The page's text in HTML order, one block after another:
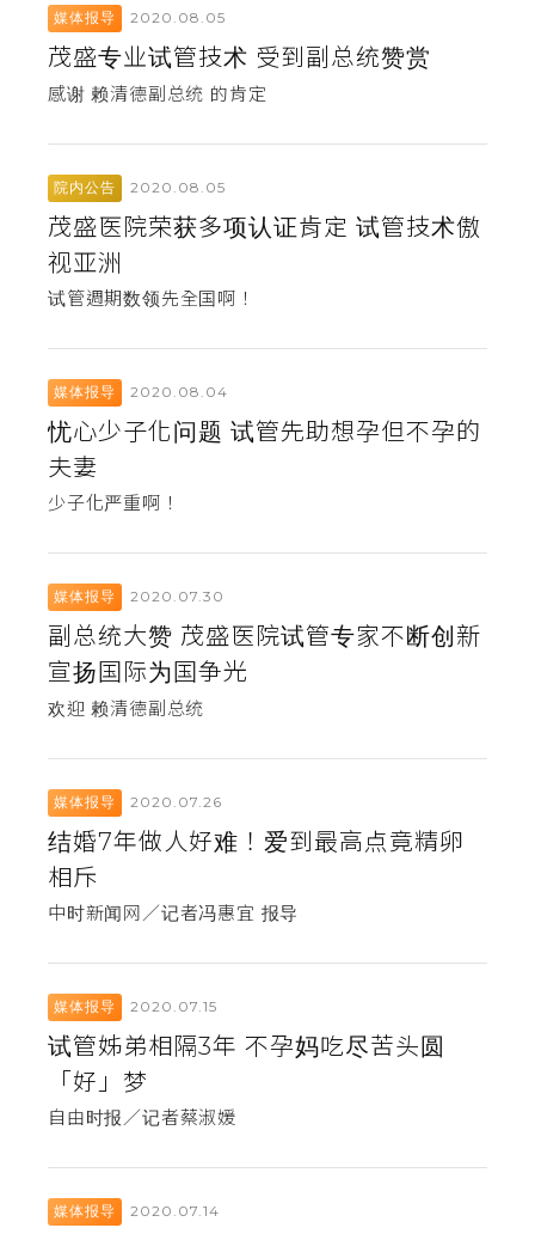
媒体报导 2020.08.05
茂盛专业试管技术 受到副总统赞赏
感谢 赖清德副总统 的肯定
院内公告 2020.08.05
茂盛医院荣获多项认证肯定 试管技术傲
视亚洲
试管週期数领先全国啊！
媒体报导 2020.08.04
忧心少子化问题 试管先助想孕但不孕的
夫妻
少子化严重啊！
媒体报导 2020.07.30
副总统大赞 茂盛医院试管专家不断创新
宣扬国际为国争光
欢迎 赖清德副总统
媒体报导 2020.07.26
结婚7年做人好难！爱到最高点竟精卵
相斥
中时新闻网／记者冯惠宜 报导
媒体报导 2020.07.15
试管姊弟相隔3年 不孕妈吃尽苦头圆
「好」梦
自由时报／记者蔡淑媛
媒体报导 2020.07.14